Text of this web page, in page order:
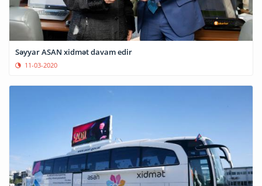
Səyyar ASAN xidmət davam edir
11-03-2020